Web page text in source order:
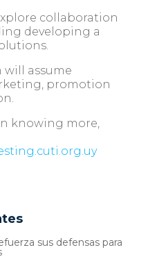
collaboration
developing a
assume
promotion
knowing more,
sus defensas para